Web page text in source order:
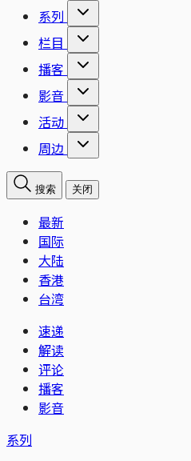
系列
栏目
播客
影音
活动
周边
搜索 关闭
最新
国际
大陆
香港
台湾
速递
解读
评论
播客
影音
系列